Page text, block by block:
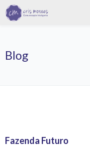
Blog
Fazenda Futuro